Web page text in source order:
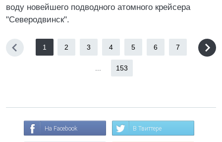
воду новейшего подводного атомного крейсера
"Северодвинск".
1 2 3 4 5 6 7
153
На Facebook В Твиттере